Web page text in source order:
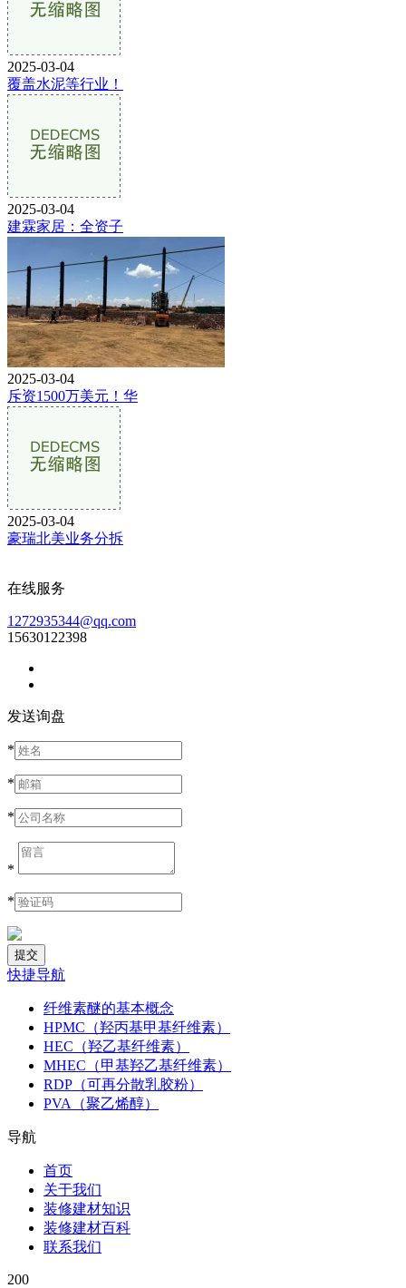
2025-03-04
覆盖水泥等行业！
2025-03-04
建霖家居：全资子
2025-03-04
斥资1500万美元！华
2025-03-04
豪瑞北美业务分拆
在线服务
1272935344@qq.com
15630122398
发送询盘
*
*
*
*
*
快捷导航
纤维素醚的基本概念
HPMC（羟丙基甲基纤维素）
HEC（羟乙基纤维素）
MHEC（甲基羟乙基纤维素）
RDP（可再分散乳胶粉）
PVA（聚乙烯醇）
导航
首页
关于我们
装修建材知识
装修建材百科
联系我们
200